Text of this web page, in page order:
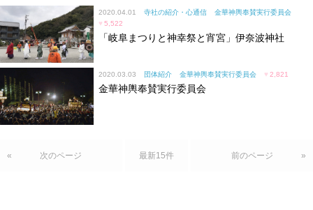
2020.04.01 寺社の紹介・心通信
金華神輿奉賛実行委員会
♥ 5,522
「岐阜まつりと神幸祭と宵宮」伊奈波神社
2020.03.03 団体紹介 金華神輿奉賛実行委員会 ♥ 2,821
金華神輿奉賛実行委員会
次のページ
« 最新15件 前のページ »